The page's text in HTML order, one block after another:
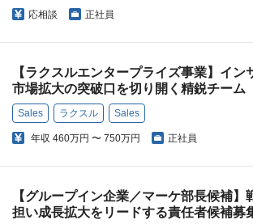
応相談 正社員
【ラクスルエンタープライズ事業】イン
市場拡大の突破口を切り開く精鋭チーム
Sales ラクスル Sales
年収 460万円 〜 750万円 正社員
【グループイン企業／マーケ部長候補】
担い成長拡大をリードする責任者候補募